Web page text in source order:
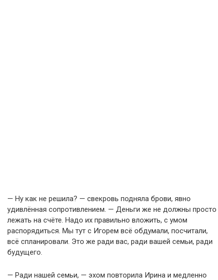
— Ну как не решила? — свекровь подняла брови, явно
удивлённая сопротивлением. — Деньги же не должны просто
лежать на счёте. Надо их правильно вложить, с умом
распорядиться. Мы тут с Игорем всё обдумали, посчитали,
всё спланировали. Это же ради вас, ради вашей семьи, ради
будущего.
— Ради нашей семьи, — эхом повторила Ирина и медленно